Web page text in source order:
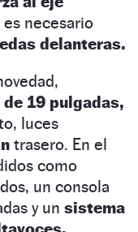
necesario
delanteras.
19 pulgadas,
luces
trasero. En el
como
un consola
y un sistema